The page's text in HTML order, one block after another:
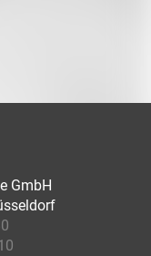
GmbH